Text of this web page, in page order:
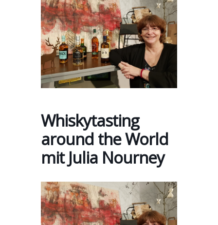
Whiskytasting
around the World
mit Julia Nourney